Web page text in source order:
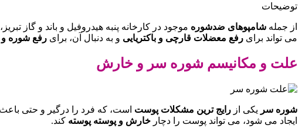
توضیحات
از جمله شامپوهای ضدشوره موجود در کارخانه پنبه هیدروفیل و باند و گاز تبریز،
می تواند برای رفع معضلات قارچی و باکتریایی و به دنبال آن، برای رفع شوره
علت و مکانیسم شوره سر و خارش
شوره سر یکی از رایج ترین مشکلات پوست است، که فرد را درگیر و حتی
ایجاد می شود، می تواند پوست را دچار خارش و پوسته پوسته کند.